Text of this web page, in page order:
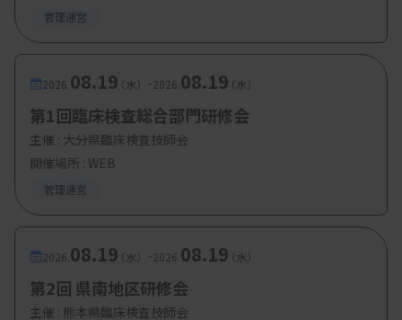
・大会長講演：認知症予防専門臨床検査検査技師の
活動と展望
松熊美千代氏（三井記念病院）
・シンポジウム：認知症予防を目指した専門士連携
の可能性
認知症予防専門医の立場から：稲葉敏氏（医
療法人社団穂光会いなば内科クリニック）
認知症予防専門士の立場から：糸藤友子氏
（株式会社NeU）
管理運営
2026. 08.19（水） -2026. 08.19（水）
第1回臨床検査総合部門研修会
主催 : 大分県臨床検査技師会
開催場所 : WEB
管理運営
2026. 08.19（水） -2026. 08.19（水）
第2回 県南地区研修会
主催 : 熊本県臨床検査技師会